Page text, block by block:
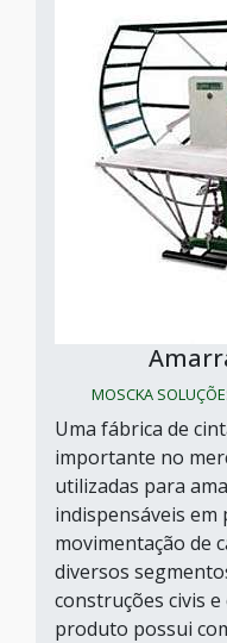
MOSCKA
Uma fábrica de
importante no
utilizadas para
indispensáveis em
movimentação de
diversos
construções civis
produto possui